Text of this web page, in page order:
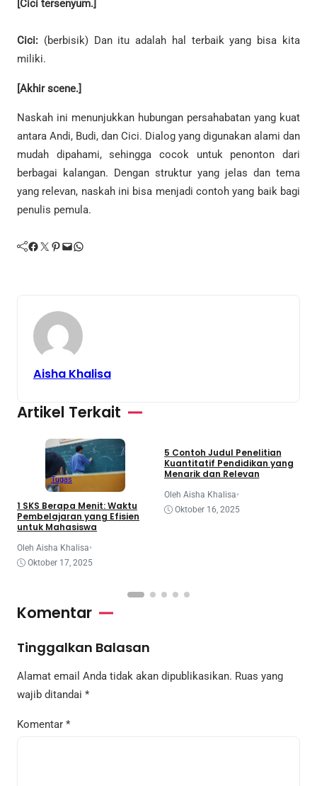
[Cici tersenyum.]
Cici: (berbisik) Dan itu adalah hal terbaik yang bisa kita
miliki.
[Akhir scene.]
Naskah ini menunjukkan hubungan persahabatan yang kuat
antara Andi, Budi, dan Cici. Dialog yang digunakan alami dan
mudah dipahami, sehingga cocok untuk penonton dari
berbagai kalangan. Dengan struktur yang jelas dan tema
yang relevan, naskah ini bisa menjadi contoh yang baik bagi
penulis pemula.
Facebook Twitter Pinterest Mail WhatsApp
Aisha Khalisa
Artikel Terkait
Tugas
1 SKS Berapa Menit: Waktu
Pembelajaran yang Efisien
untuk Mahasiswa
Oleh Aisha Khalisa•
Oktober 17, 2025
5 Contoh Judul Penelitian
Kuantitatif Pendidikan yang
Menarik dan Relevan
Oleh Aisha Khalisa•
Oktober 16, 2025
Komentar
Tinggalkan Balasan
Alamat email Anda tidak akan dipublikasikan. Ruas yang
wajib ditandai *
Komentar *